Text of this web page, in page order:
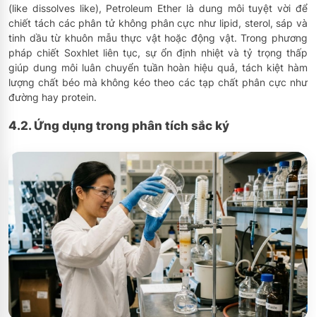
(like dissolves like), Petroleum Ether là dung môi tuyệt vời để
chiết tách các phân tử không phân cực như lipid, sterol, sáp và
tinh dầu từ khuôn mẫu thực vật hoặc động vật. Trong phương
pháp chiết Soxhlet liên tục, sự ổn định nhiệt và tỷ trọng thấp
giúp dung môi luân chuyển tuần hoàn hiệu quả, tách kiệt hàm
lượng chất béo mà không kéo theo các tạp chất phân cực như
đường hay protein.
4.2. Ứng dụng trong phân tích sắc ký